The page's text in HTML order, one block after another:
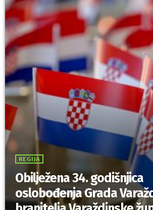
REGIJA
Obilježena 34. godišnjica
oslobođenja Grada